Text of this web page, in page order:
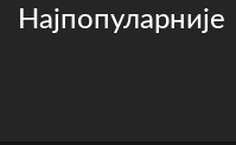
Најпопуларније